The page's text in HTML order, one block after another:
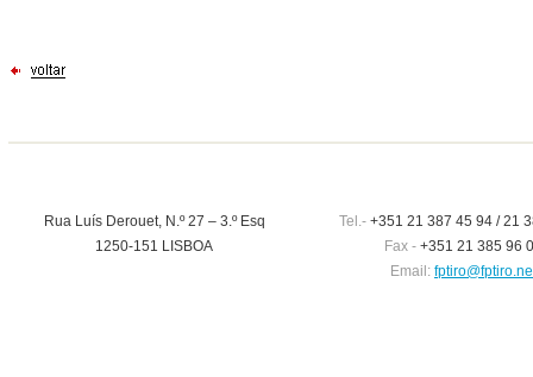
Rua Luís Derouet, N.º 27 – 3.º Esq
1250-151 LISBOA
Tel.-+351 21 387 45 94 / 21
Fax - +351 21 385 96
Email: